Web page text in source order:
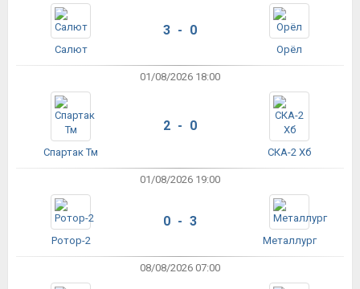
Салют
3 - 0
Орёл
01/08/2026 18:00
Спартак Тм
2 - 0
СКА-2 Хб
01/08/2026 19:00
Ротор-2
0 - 3
Металлург
08/08/2026 07:00